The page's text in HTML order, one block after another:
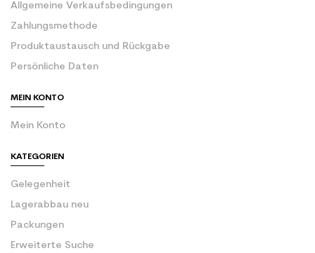
Allgemeine Verkaufsbedingungen
Zahlungsmethode
Produktaustausch und Rückgabe
Persönliche Daten
MEIN KONTO
Mein Konto
KATEGORIEN
Gelegenheit
Lagerabbau neu
Packungen
Erweiterte Suche